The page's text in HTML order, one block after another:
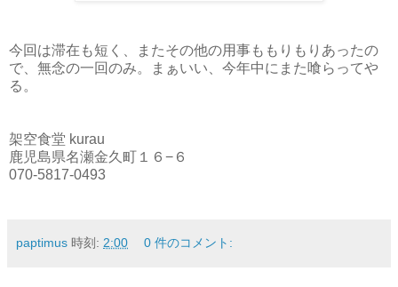
今回は滞在も短く、またその他の用事ももりもりあったの
で、無念の一回のみ。まぁいい、今年中にまた喰らってや
る。
架空食堂 kurau
鹿児島県名瀬金久町１６−６
070-5817-0493
paptimus 時刻: 2:00 0 件のコメント: